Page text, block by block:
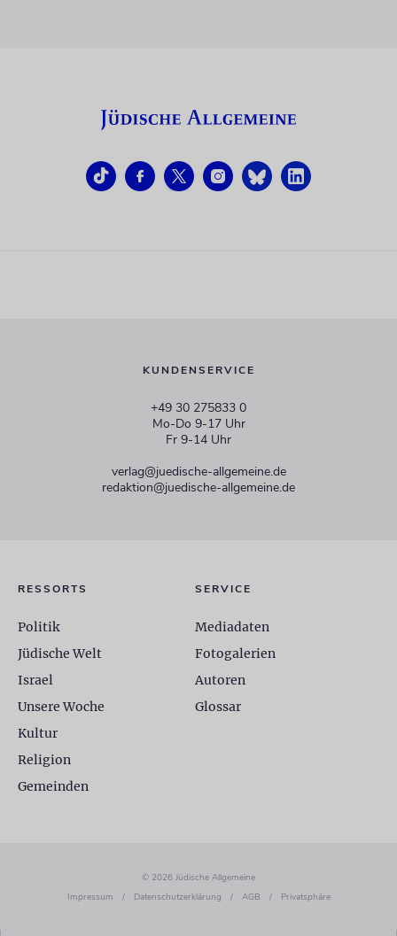
KUNDENSERVICE
+49 30 275833 0
Mo-Do 9-17 Uhr
Fr 9-14 Uhr
verlag@juedische-allgemeine.de
redaktion@juedische-allgemeine.de
RESSORTS
Politik
Jüdische Welt
Israel
Unsere Woche
Kultur
Religion
Gemeinden
SERVICE
Mediadaten
Fotogalerien
Autoren
Glossar
© 2026 Jüdische Allgemeine
Impressum
/ Datenschutzerklärung / AGB / Privatsphäre